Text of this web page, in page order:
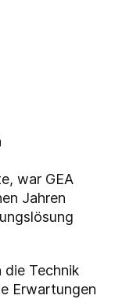
war GEA
Jahren
Technik
Erwartungen